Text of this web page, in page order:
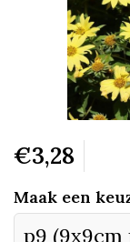
€3,28
Maak een